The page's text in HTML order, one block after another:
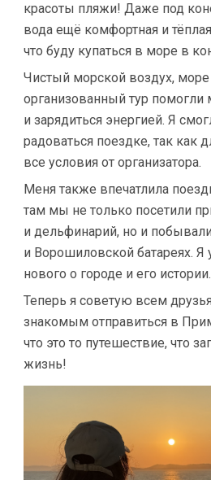
красоты пляжи! Даже под
вода ещё комфортная и
что буду купаться в море в
Чистый морской воздух, море
организованный тур помогли
и зарядиться энергией. Я
радоваться поездке, так как
все условия от организатора.
Меня также впечатлила
там мы не только посетили
и дельфинарий, но и
и Ворошиловской батареях. Я
нового о городе и его истории.
Теперь я советую всем
знакомым отправиться в
что это то путешествие, что
жизнь!